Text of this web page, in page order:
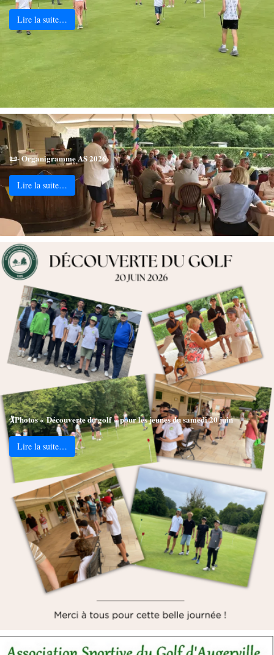
Lire la suite…
📜- Organigramme AS 2026
Lire la suite…
🏌️Photos « Découverte du golf » pour les jeunes du samedi 20 juin
Lire la suite…